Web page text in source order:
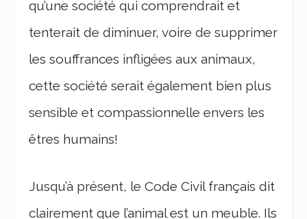
qu’une société qui comprendrait et
tenterait de diminuer, voire de supprimer
les souffrances infligées aux animaux,
cette société serait également bien plus
sensible et compassionnelle envers les
êtres humains!
Jusqu’à présent, le Code Civil français dit
clairement que l’animal est un meuble. Ils